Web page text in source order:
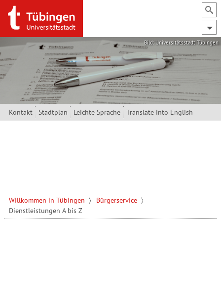
Direkt zum Inhalt
Bild: Universitätsstadt Tübingen
Kontakt Stadtplan Leichte Sprache Translate into English
Willkommen in Tübingen
Bürgerservice
Dienstleistungen A bis Z